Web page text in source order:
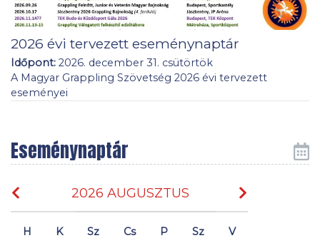
2026 évi tervezett eseménynaptár
Időpont: 2026. december 31. csütörtök
A Magyar Grappling Szövetség 2026 évi tervezett
eseményei
Eseménynaptár
2026 AUGUSZTUS
H K Sz Cs P Sz V